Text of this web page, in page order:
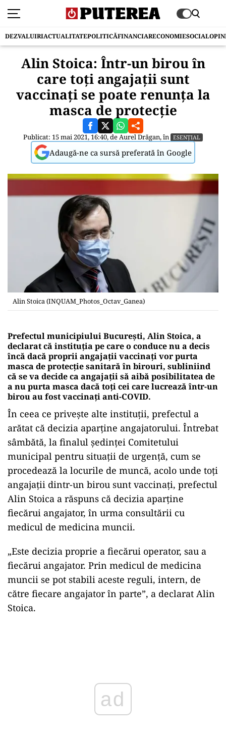
DEZVALUIRIACTUALITATEPOLITICĂFINANCIARECONOMIESOCIAL
Alin Stoica: Într-un birou în
care toți angajații sunt
vaccinați se poate renunța la
masca de protecție
Publicat: 15 mai 2021, 16:40, deAurel Drăgan, în ESENȚIAL
Adaugă-ne ca sursă preferată în Google
Alin Stoica (INQUAM_Photos_Octav_Ganea)
Prefectul municipiului Bucureşti, Alin Stoica, a
declarat că instituţia pe care o conduce nu a decis
încă dacă proprii angajaţii vaccinaţi vor purta
masca de protecţie sanitară în birouri, subliniind
că se va decide ca angajaţii să aibă posibilitatea de
a nu purta masca dacă toţi cei care lucrează într-un
birou au fost vaccinaţi anti-COVID.
În ceea ce priveşte alte instituţii, prefectul a
arătat că decizia aparţine angajatorului. Întrebat
sâmbătă, la finalul şedinţei Comitetului
municipal pentru situaţii de urgenţă, cum se
procedează la locurile de muncă, acolo unde toţi
angajaţii dintr-un birou sunt vaccinaţi, prefectul
Alin Stoica a răspuns că decizia aparţine
fiecărui angajator, în urma consultării cu
medicul de medicina muncii.
„Este decizia proprie a fiecărui operator, sau a
fiecărui angajator. Prin medicul de medicina
muncii se pot stabili aceste reguli, intern, de
către fiecare angajator în parte”, a declarat Alin
Stoica.